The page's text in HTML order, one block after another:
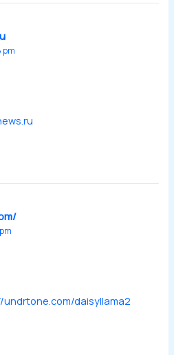
pm
daisyllama2